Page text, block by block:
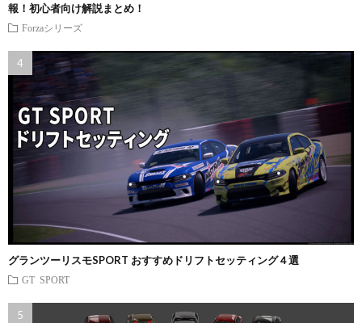
報！初心者向け解説まとめ！
Forzaシリーズ
グランツーリスモSPORT おすすめドリフトセッティング４選
GT SPORT